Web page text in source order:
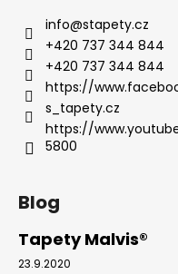
info@stapety.cz
+420 737 344 844
+420 737 344 844
https://
s_tapety.cz
https://
5800
Blog
Tapety Malvis®
23.9.2020